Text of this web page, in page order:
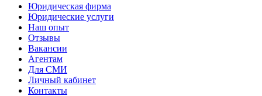
Юридическая фирма
Юридические услуги
Наш опыт
Отзывы
Вакансии
Агентам
Для СМИ
Личный кабинет
Контакты